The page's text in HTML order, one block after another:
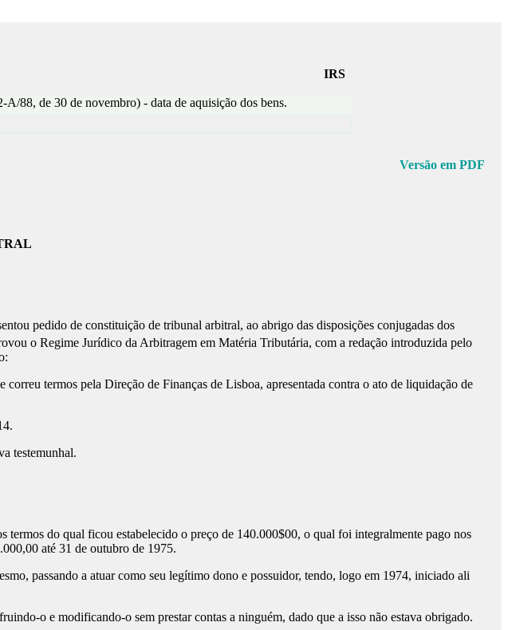
IRS
88, de 30 de novembro) - data de aquisição dos bens.
Versão em PDF
pedido de constituição de tribunal arbitral, ao abrigo das disposições conjugadas dos
o Regime Jurídico da Arbitragem em Matéria Tributária, com a redação introduzida pelo
termos pela Direção de Finanças de Lisboa, apresentada contra o ato de liquidação de
testemunhal.
do qual ficou estabelecido o preço de 140.000$00, o qual foi integralmente pago nos
até 31 de outubro de 1975.
passando a atuar como seu legítimo dono e possuidor, tendo, logo em 1974, iniciado ali
o e modificando-o sem prestar contas a ninguém, dado que a isso não estava obrigado.